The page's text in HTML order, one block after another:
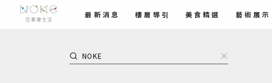
最新 消息 樓層導引 美食精選 藝術 展示